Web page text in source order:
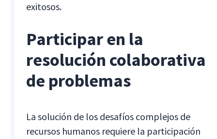
exitosos.
Participar en la
resolución colaborativa
de problemas
La solución de los desafíos complejos de
recursos humanos requiere la participación